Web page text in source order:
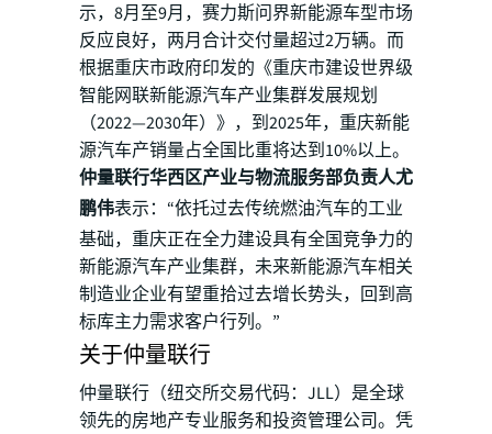
示，8月至9月，赛力斯问界新能源车型市场
反应良好，两月合计交付量超过2万辆。而
根据重庆市政府印发的《重庆市建设世界级
智能网联新能源汽车产业集群发展规划
（2022—2030年）》，到2025年，重庆新能
源汽车产销量占全国比重将达到10%以上。
仲量联行华西区产业与物流服务部负责人尤
鹏伟表示：“依托过去传统燃油汽车的工业
基础，重庆正在全力建设具有全国竞争力的
新能源汽车产业集群，未来新能源汽车相关
制造业企业有望重拾过去增长势头，回到高
标库主力需求客户行列。”
关于仲量联行
仲量联行（纽交所交易代码：JLL）是全球
领先的房地产专业服务和投资管理公司。凭